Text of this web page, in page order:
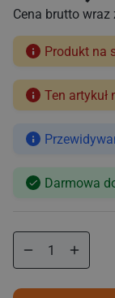
Cena
Cena brutto wraz
Produkt na
Ten artykuł
Darmowa
Zmniejsz
ilość
dla
Zwiększ
ilość
dla